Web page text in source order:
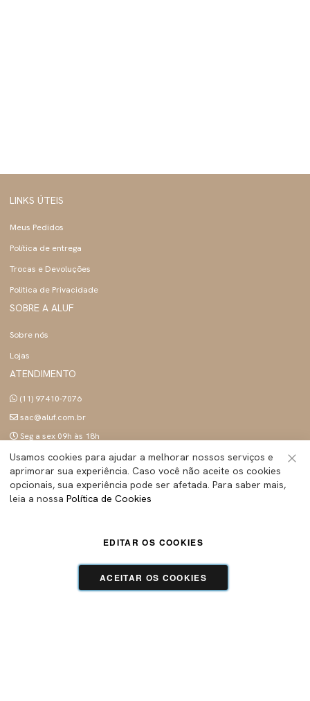
LINKS ÚTEIS
Meus Pedidos
Política de entrega
Trocas e Devoluções
Politica de Privacidade
SOBRE A ALUF
Sobre nós
Lojas
ATENDIMENTO
(11) 97410-7076
sac@aluf.com.br
Seg a sex 09h às 18h
SIGA A ALUF
Usamos cookies para ajudar a melhorar nossos serviços e
aprimorar sua experiência. Caso você não aceite os cookies
opcionais, sua experiência pode ser afetada. Para saber mais,
leia a nossa Política de Cookies
ACEITAR OS COOKIES
EDITAR OS COOKIES